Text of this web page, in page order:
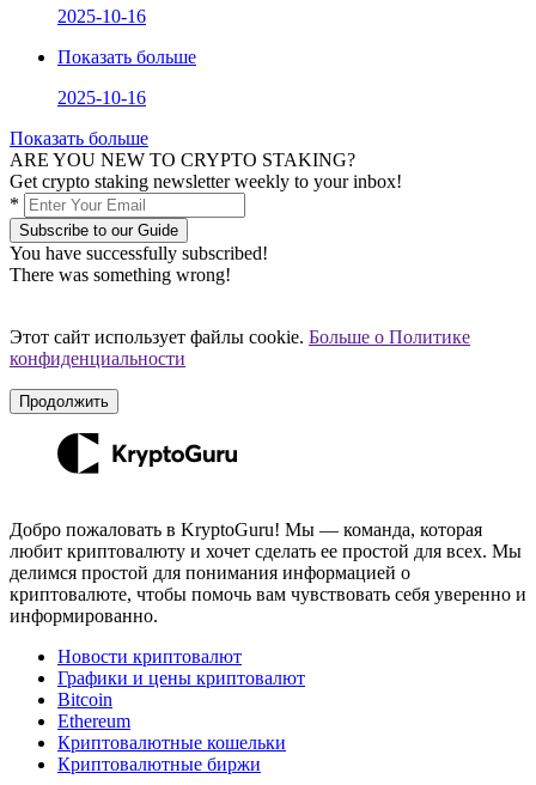
2025-10-16
Показать больше
2025-10-16
Показать больше
ARE YOU NEW TO CRYPTO STAKING?
Get crypto staking newsletter weekly to your inbox!
*
Subscribe to our Guide
You have successfully subscribed!
There was something wrong!
Этот сайт использует файлы cookie. Больше о Политике
конфиденциальности
Продолжить
Добро пожаловать в KryptoGuru! Мы — команда, которая
любит криптовалюту и хочет сделать ее простой для всех. Мы
делимся простой для понимания информацией о
криптовалюте, чтобы помочь вам чувствовать себя уверенно и
информированно.
Новости криптовалют
Графики и цены криптовалют
Bitcoin
Ethereum
Криптовалютные кошельки
Криптовалютные биржи